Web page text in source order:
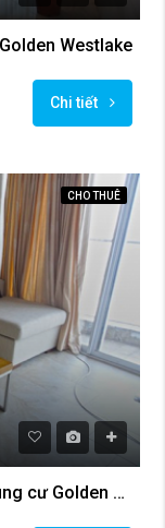
Westlake
Chi tiết
CHO THUÊ
Cho thuê căn hộ 1 phòng ngủ tại chung cư Golden Westlake